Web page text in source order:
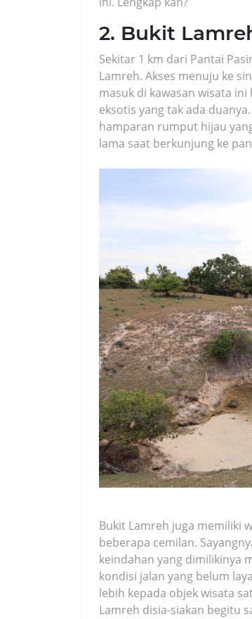
2. Bukit
Sekitar 1 km dari Pantai
Lamreh. Akses menuju ke
masuk di kawasan wisata
eksotis yang tak ada
hamparan rumput hijau
lama saat berkunjung ke
Bukit Lamreh juga memiliki
beberapa cemilan.
keindahan yang dimilikinya
kondisi jalan yang belum
lebih kepada objek wisata
Lamreh disia-siakan begitu